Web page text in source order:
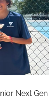
Next Gen